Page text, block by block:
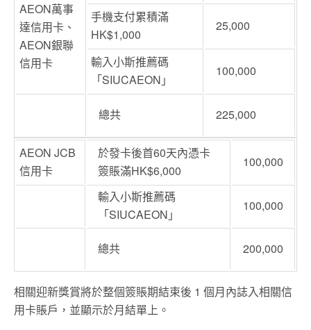
AEON萬事
達信用卡、
AEON銀聯
信用卡
手機支付累積滿
HK$1,000
25,000
輸入小斯推薦碼
「SIUCAEON 」
100,000
總共 225,000
AEON JCB
信用卡
於發卡後首60天內憑卡
簽賬滿HK$6,000
100,000
輸入小斯推薦碼
「SIUCAEON 」
100,000
總共 200,000
相關迎新獎賞將於整個簽賬期結束後 1 個月內誌入相關信
用卡賬戶，並顯示於月結單上。